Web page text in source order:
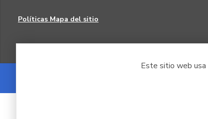
Este sitio web usa
Políticas Mapa del sitio